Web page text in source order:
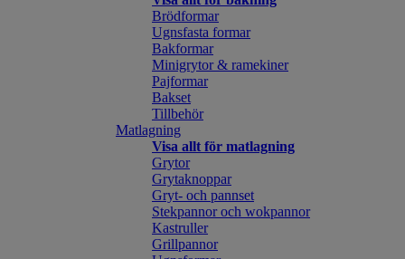
Brödformar
Ugnsfasta formar
Bakformar
Minigrytor & ramekiner
Pajformar
Bakset
Tillbehör
Matlagning
Visa allt för matlagning
Grytor
Grytaknoppar
Gryt- och pannset
Stekpannor och wokpannor
Kastruller
Grillpannor